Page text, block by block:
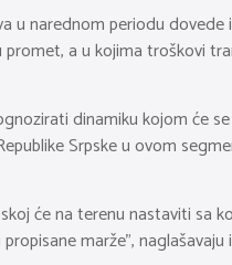
u narednom periodu
a u kojima troškovi
dinamiku kojom će
Srpske u ovom
će na terenu nastaviti
marže”,